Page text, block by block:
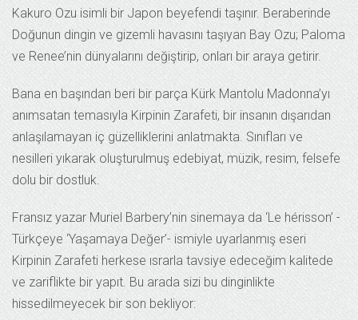
Kakuro Ozu isimli bir Japon beyefendi taşınır. Beraberinde
Doğunun dingin ve gizemli havasını taşıyan Bay Ozu; Paloma
ve Renee’nin dünyalarını değiştirip, onları bir araya getirir.
Bana en başından beri bir parça Kürk Mantolu Madonna’yı
anımsatan temasıyla Kirpinin Zarafeti, bir insanın dışarıdan
anlaşılamayan iç güzelliklerini anlatmakta. Sınıfları ve
nesilleri yıkarak oluşturulmuş edebiyat, müzik, resim, felsefe
dolu bir dostluk.
Fransız yazar Muriel Barbery’nin sinemaya da ‘Le hérisson’ -
Türkçeye ‘Yaşamaya Değer’- ismiyle uyarlanmış eseri
Kirpinin Zarafeti herkese ısrarla tavsiye edeceğim kalitede
ve zariflikte bir yapıt. Bu arada sizi bu dinginlikte
hissedilmeyecek bir son bekliyor: